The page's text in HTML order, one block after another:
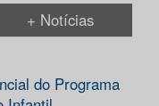
+ Notícias
do Programa